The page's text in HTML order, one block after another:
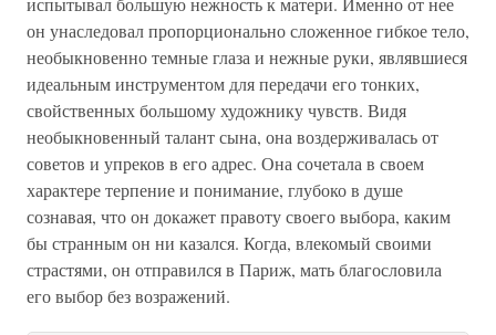
он унаследовал пропорционально сложенное гибкое тело,
необыкновенно темные глаза и нежные руки, являвшиеся
идеальным инструментом для передачи его тонких,
свойственных большому художнику чувств. Видя
необыкновенный талант сына, она воздерживалась от
советов и упреков в его адрес. Она сочетала в своем
характере терпение и понимание, глубоко в душе
сознавая, что он докажет правоту своего выбора, каким
бы странным он ни казался. Когда, влекомый своими
страстями, он отправился в Париж, мать благословила
его выбор без возражений.